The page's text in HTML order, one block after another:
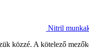
Nitril
közzé. A kötelező